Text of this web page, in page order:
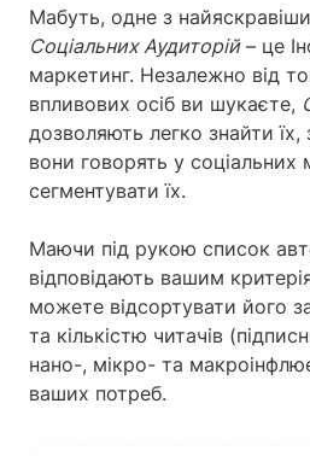
Мабуть, одне з
Соціальних Аудиторій– це
маркетинг. Незалежно від
впливових осіб ви шукаєте,
дозволяють легко знайти
вони говорять у соціальних
сегментувати їх.
Маючи під рукою список
відповідають вашим
можете відсортувати його
та кількістю читачів
нано-, мікро- та
ваших потреб.